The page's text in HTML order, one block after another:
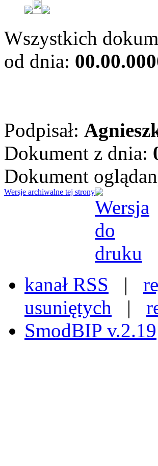
Wszystkich
od dnia:
Podpisał:
Dokument z dnia:
Dokument
Wersje archiwalne tej strony
kanał RSS |
usuniętych |
SmodBIP v.2.19